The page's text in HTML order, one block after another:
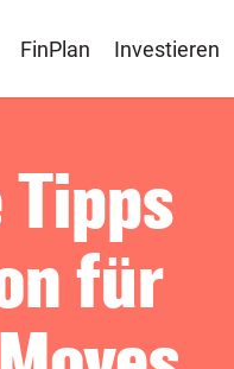
FinPlan Investieren
Tipps
für